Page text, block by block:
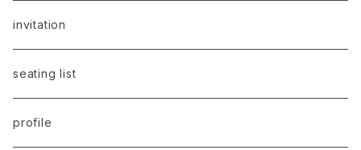
invitation
seating list
profile